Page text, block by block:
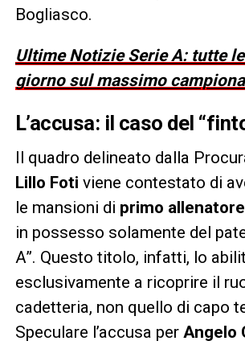
Bogliasco.
Ultime Notizie Serie A: tutte
giorno sul massimo
L’accusa: il caso del
Il quadro delineato dalla
Lillo Foti viene contestato di
le mansioni di primo allenatore
in possesso solamente del
A”. Questo titolo, infatti, lo
esclusivamente a ricoprire il
cadetteria, non quello di capo
Speculare l’accusa per Angelo